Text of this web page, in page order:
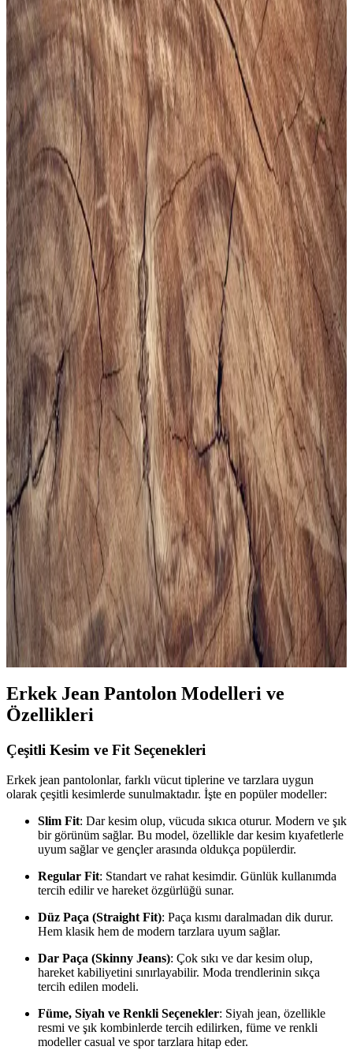
Slazenger MAROON I Büyük Beden Erkek Spor
Ayakkabı Dayanıklılık ve Şıklık Sunar
Slazenger MAROON I büyük beden erkek sneaker, şık tasarımı ve
dayanıklı malzemeleriyle günlük kullanım ve hafif aktiviteler için
ideal, rahat ve uzun ömürlü bir spor ayakkabısıdır.
Erkekler İçin Fonksiyonel ve Kompakt Sling ve
Çapraz Çanta Modelleri ve Seçim Kriterleri
Erkekler için telefon, cüzdan ve eşyaları rahat taşıyan fonksiyonel
sling ve çapraz çantalar, farklı markalar ve modellerle kullanım
kolaylığı sunuyor. Seçim kriterleri detaylıca inceleniyor.
Altınyılz<dı>z Classics Erkek Lacivert Rugan
Kemer İnceleme ve Detaylar
Altınyılz<dı>z Classics'in lacivert rugan erkek kemeri, şık tasarımı
ve yüksek kaliteli yüzeyiyle öne çıkar. Parlak yüzeyi ve modern
görünümüyle resmi ve özel günlerde tercih edilir, dikkat çekici bir
aksesuar sunar.
Bej Erkek Spor Ayakkabıları: Şıklık ve Konforun
Bir Arada Sunulduğu Modeller
Bej erkek spor ayakkabıları, şıklık ve rahatlığı bir arada sunar. Çok
yönlü kullanımı ve trend modelleriyle gardırobunuza şıklık katın,
konforlu ve şık tercihleri keşfedin.
Erkekler İçin Uygun Spor Çantası Seçimi ve
Trendler Hakkında Kapsamlı Rehber
Erkek spor çantası seçerken kapasite, malzeme, konfor ve tasarım
gibi önemli faktörlere dikkat edin. Güncel modeller ve markalarla
tarzınızı ve fonksiyonelliği bir arada yakalayın.
Erkek Siyah Spor Gömlekleri ile Şıklık ve Rahatlığı
Bir Arada Yakalayın
Modern erkekler için tasarlanan siyah spor gömlekler, rahatlık ve
şıklığı bir arada sunar. Çok yönlü modelleri ve kombin önerileriyle
stilinizi güçlendirin.
Erkek Jean Pantolon Modelleri ve
Özellikleri
Çeşitli Kesim ve Fit Seçenekleri
Erkek jean pantolonlar, farklı vücut tiplerine ve tarzlara uygun
olarak çeşitli kesimlerde sunulmaktadır. İşte en popüler modeller:
Slim Fit: Dar kesim olup, vücuda sıkıca oturur. Modern ve şık
bir görünüm sağlar. Bu model, özellikle dar kesim kıyafetlerle
uyum sağlar ve gençler arasında oldukça popülerdir.
Regular Fit: Standart ve rahat kesimdir. Günlük kullanımda
tercih edilir ve hareket özgürlüğü sunar.
Düz Paça (Straight Fit): Paça kısmı daralmadan dik durur.
Hem klasik hem de modern tarzlara uyum sağlar.
Dar Paça (Skinny Jeans): Çok sıkı ve dar kesim olup,
hareket kabiliyetini sınırlayabilir. Moda trendlerinin sıkça
tercih edilen modeli.
Füme, Siyah ve Renkli Seçenekler: Siyah jean, özellikle
resmi ve şık kombinlerde tercih edilirken, füme ve renkli
modeller casual ve spor tarzlara hitap eder.